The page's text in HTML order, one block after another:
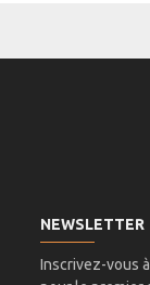
NEWSLETTER
Inscrivez-vous